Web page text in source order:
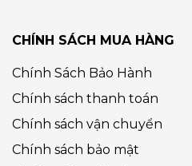
CHÍNH SÁCH MUA HÀNG
Chính Sách Bảo Hành
Chính sách thanh toán
Chính sách vận chuyển
Chính sách bảo mật